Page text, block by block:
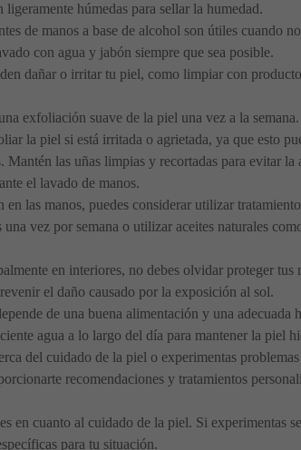
húmedas para sellar la humedad.
de manos a base de alcohol son útiles cuando
con agua y jabón siempre que sea posible.
dañar o irritar tu piel, como limpiar con
exfoliación suave de la piel una vez a la
la piel si está irritada o agrietada, ya que esto
las uñas limpias y recortadas para evitar
el lavado de manos.
las manos, puedes considerar utilizar
vez por semana o utilizar aceites naturales
en interiores, no debes olvidar proteger tus
el daño causado por la exposición al sol.
de una buena alimentación y una
agua a lo largo del día para mantener la piel
del cuidado de la piel o experimentas
recomendaciones y tratamientos
en cuanto al cuidado de la piel. Si experimentas
para tu situación.